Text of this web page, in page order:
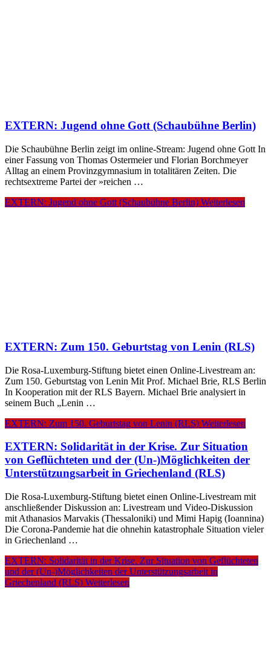
EXTERN: Jugend ohne Gott (Schaubühne Berlin)
Die Schaubühne Berlin zeigt im online-Stream: Jugend ohne Gott In
einer Fassung von Thomas Ostermeier und Florian Borchmeyer
Alltag an einem Provinzgymnasium in totalitären Zeiten. Die
rechtsextreme Partei der »reichen …
EXTERN: Jugend ohne Gott (Schaubühne Berlin) Weiterlesen
EXTERN: Zum 150. Geburtstag von Lenin (RLS)
Die Rosa-Luxemburg-Stiftung bietet einen Online-Livestream an:
Zum 150. Geburtstag von Lenin Mit Prof. Michael Brie, RLS Berlin
In Kooperation mit der RLS Bayern. Michael Brie analysiert in
seinem Buch „Lenin …
EXTERN: Zum 150. Geburtstag von Lenin (RLS) Weiterlesen
EXTERN: Solidarität in der Krise. Zur Situation
von Geflüchteten und der (Un-)Möglichkeiten der
Unterstützungsarbeit in Griechenland (RLS)
Die Rosa-Luxemburg-Stiftung bietet einen Online-Livestream mit
anschließender Diskussion an: Livestream und Video-Diskussion
mit Athanasios Marvakis (Thessaloniki) und Mimi Hapig (Ioannina)
Die Corona-Pandemie hat die ohnehin katastrophale Situation vieler
in Griechenland …
EXTERN: Solidarität in der Krise. Zur Situation von Geflüchteten
und der (Un-)Möglichkeiten der Unterstützungsarbeit in
Griechenland (RLS) Weiterlesen